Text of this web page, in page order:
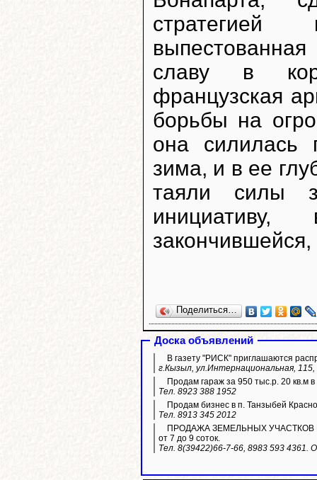
славу в
французская
борьбы на
она силилась
зима, и в ее
таяли силы
Поделиться…
Доска объявлений
В газету "РИСК" приглашаются
г.Кызыл, ул.Интернациональная,
Продам гараж за 950 тыс.р. 20 кв.м
Тел. 8923 388 1952
Продам бизнес в п. Танзыбей
Тел. 8913 345 2012
ПРОДАЖА ЗЕМЕЛЬНЫХ УЧАСТКОВ
от 7 до 9 соток.
Тел. 8(39422)66-7-66, 8983 593 4361.